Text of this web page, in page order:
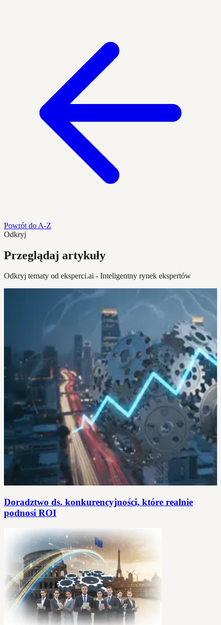
Powrót do A-Z
Odkryj
Przeglądaj artykuły
Odkryj tematy od eksperci.ai - Inteligentny rynek ekspertów
Doradztwo ds. konkurencyjności, które realnie
podnosi ROI